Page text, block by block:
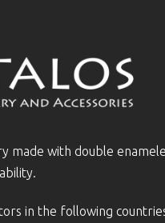
made with double
in the following